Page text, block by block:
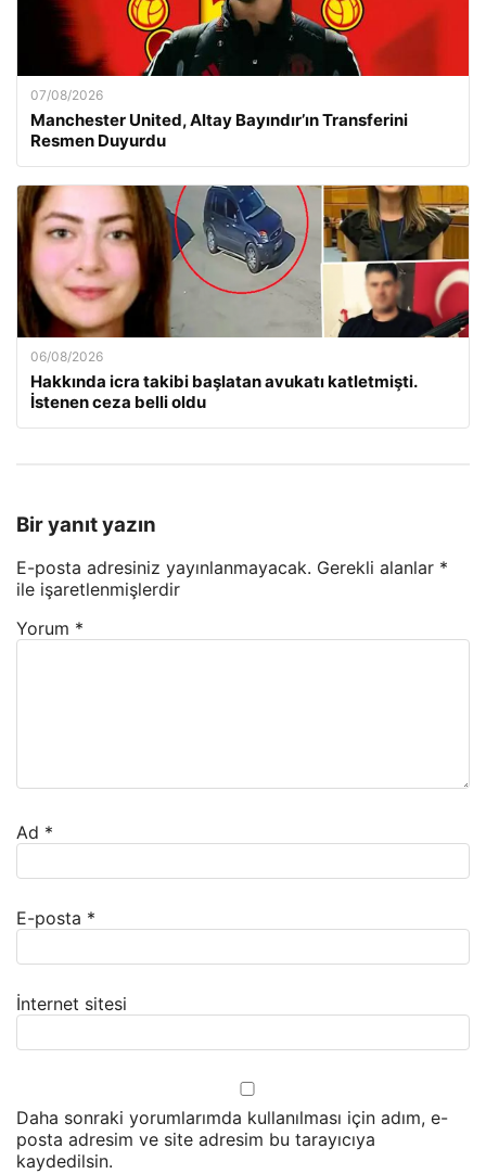
07/08/2026
Manchester United, Altay Bayındır’ın Transferini
Resmen Duyurdu
06/08/2026
Hakkında icra takibi başlatan avukatı katletmişti.
İstenen ceza belli oldu
Bir yanıt yazın
E-posta adresiniz yayınlanmayacak. Gerekli alanlar *
ile işaretlenmişlerdir
Yorum *
Ad *
E-posta *
İnternet sitesi
Daha sonraki yorumlarımda kullanılması için adım, e-
posta adresim ve site adresim bu tarayıcıya
kaydedilsin.